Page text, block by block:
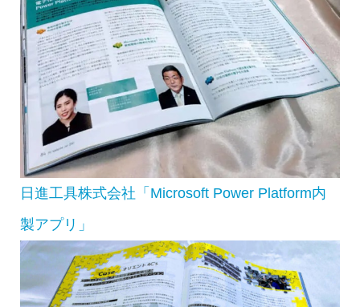
日進工具株式会社「Microsoft Power Platform内
製アプリ」